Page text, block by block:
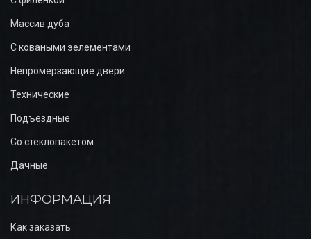
Массив дуба
С коваными эелементами
Непромерзающие двери
Технические
Подъездные
Со стеклопакетом
Дачные
ИНФОРМАЦИЯ
Как заказать